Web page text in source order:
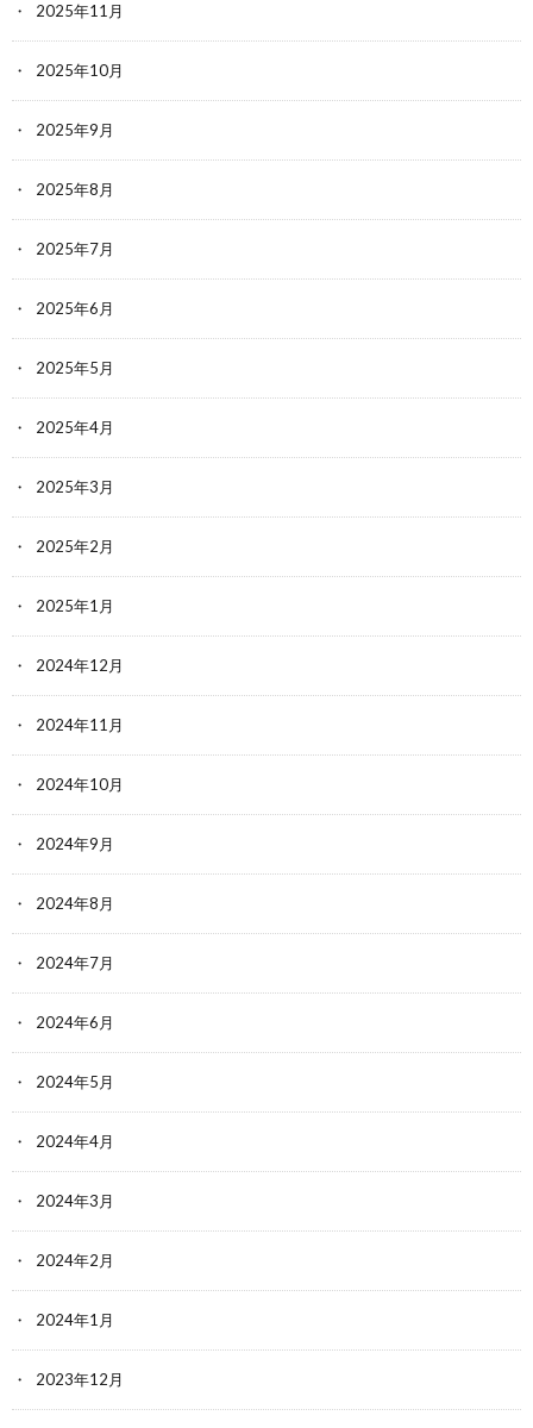
2025年11月
2025年10月
2025年9月
2025年8月
2025年7月
2025年6月
2025年5月
2025年4月
2025年3月
2025年2月
2025年1月
2024年12月
2024年11月
2024年10月
2024年9月
2024年8月
2024年7月
2024年6月
2024年5月
2024年4月
2024年3月
2024年2月
2024年1月
2023年12月